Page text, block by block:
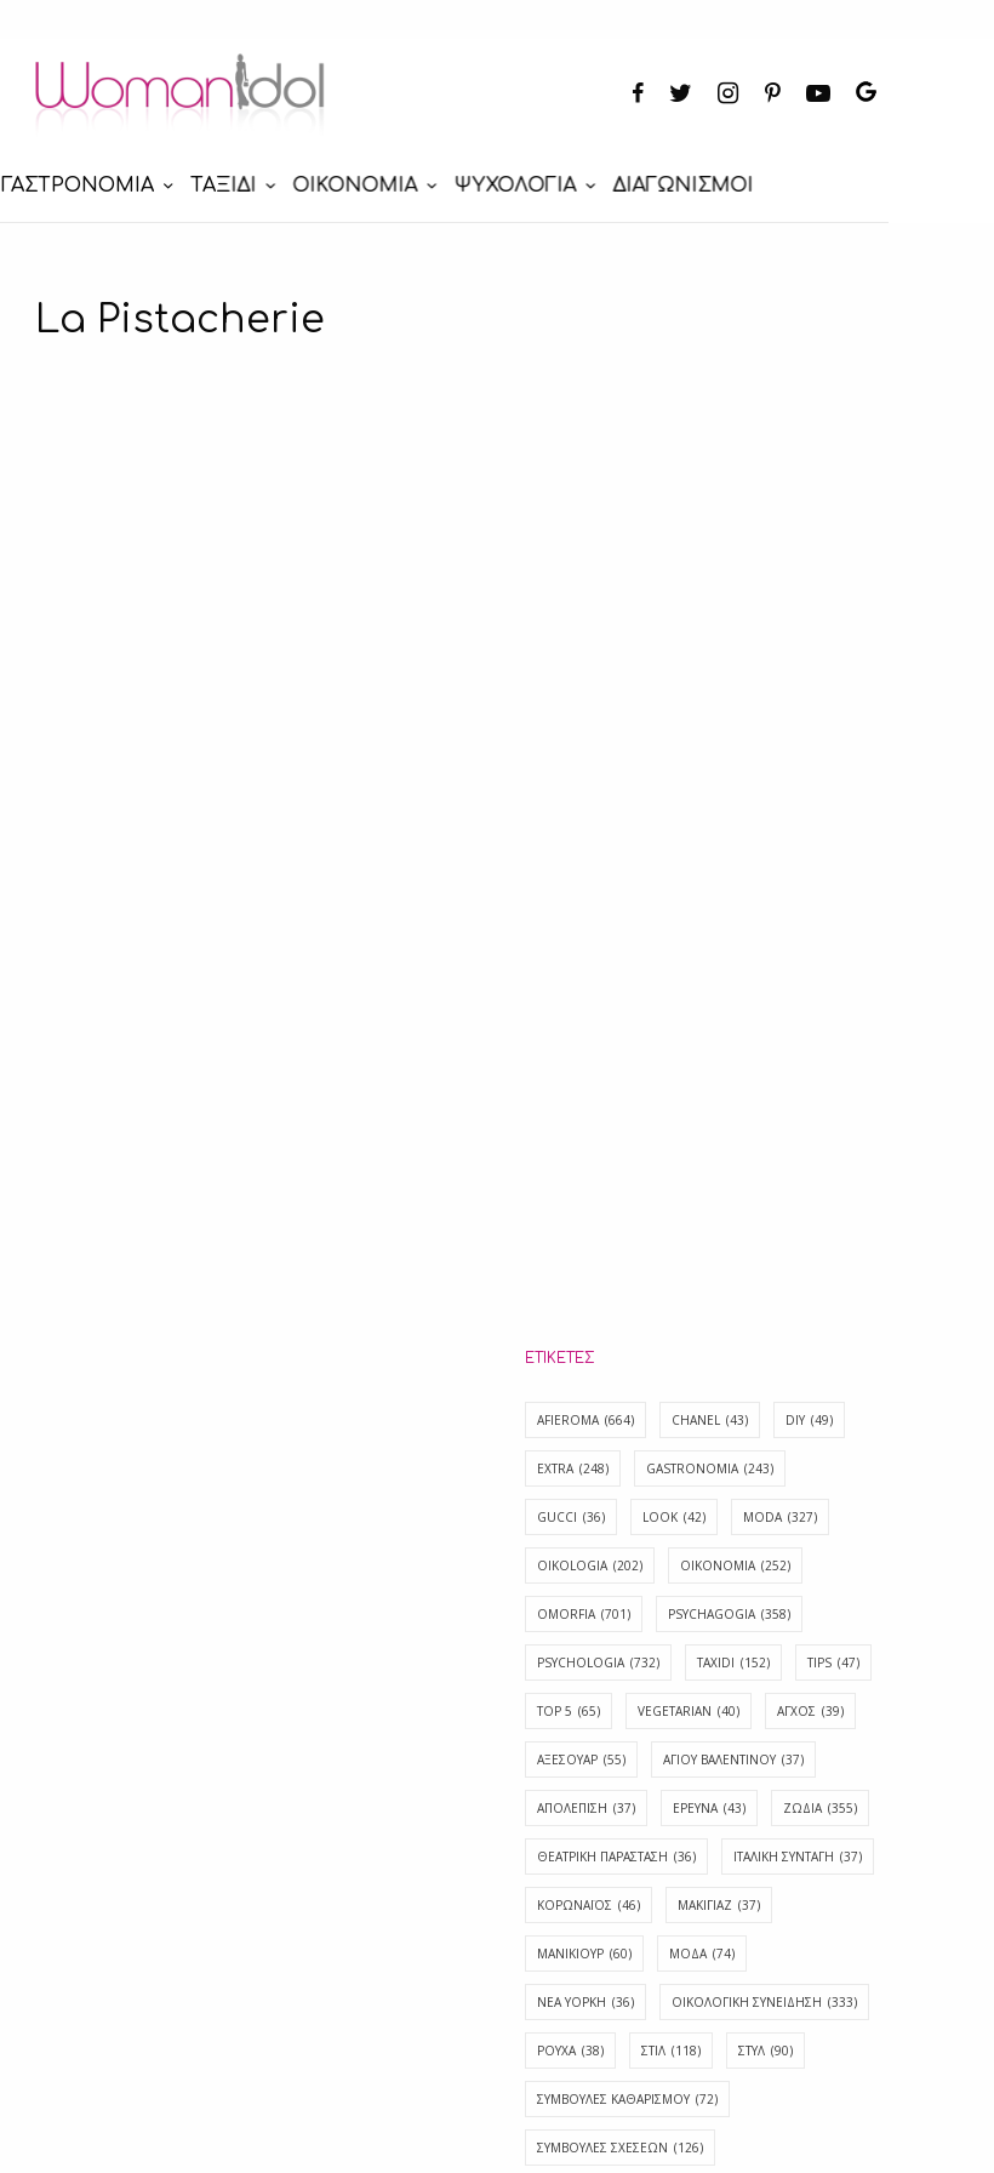
ΓΑΣΤΡΟΝΟΜΙΑ ΤΑΞΙΔΙ ΟΙΚΟΝΟΜΙΑ ΨΥΧΟΛΟΓΙΑ ΔΙΑΓΩΝΙΣΜΟΙ
La Pistacherie
ΕΤΙΚΈΤΕΣ
AFIEROMA (664) CHANEL (43) DIY (49)
EXTRA (248) GASTRONOMIA (243)
GUCCI (36) LOOK (42) MODA (327)
OIKOLOGIA (202) OIKONOMIA (252)
OMORFIA (701) PSYCHAGOGIA (358)
PSYCHOLOGIA (732) TAXIDI (152) TIPS (47)
TOP 5 (65) VEGETARIAN (40) ΑΓΧΟΣ (39)
ΑΞΕΣΟΥΑΡ (55) ΑΓΊΟΥ ΒΑΛΕΝΤΊΝΟΥ (37)
ΑΠΟΛΈΠΙΣΗ (37) ΕΡΕΥΝΑ (43) ΖΩΔΙΑ (355)
ΘΕΑΤΡΙΚΗ ΠΑΡΑΣΤΑΣΗ (36) ΙΤΑΛΙΚΗ ΣΥΝΤΑΓΗ (37)
ΚΟΡΩΝΑΪΟΣ (46) ΜΑΚΙΓΙΑΖ (37)
ΜΑΝΙΚΙΟΥΡ (60) ΜΟΔΑ (74)
ΝΕΑ ΥΟΡΚΗ (36) ΟΙΚΟΛΟΓΙΚΗ ΣΥΝΕΙΔΗΣΗ (333)
ΡΟΥΧΑ (38) ΣΤΙΛ (118) ΣΤΥΛ (90)
ΣΥΜΒΟΥΛΕΣ ΚΑΘΑΡΙΣΜΟΥ (72)
ΣΥΜΒΟΥΛΕΣ ΣΧΕΣΕΩΝ (126)